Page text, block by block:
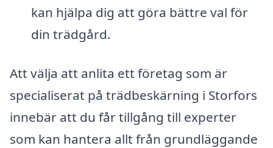
kan hjälpa dig att göra bättre val för
din trädgård.
Att välja att anlita ett företag som är
specialiserat på trädbeskärning i Storfors
innebär att du får tillgång till experter
som kan hantera allt från grundläggande